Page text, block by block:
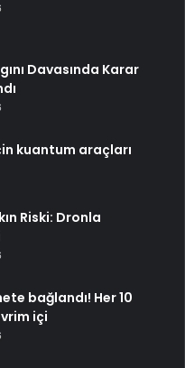
Davasında Karar
kuantum araçları
Riski: Dronla
bağlandı! Her 10
içi